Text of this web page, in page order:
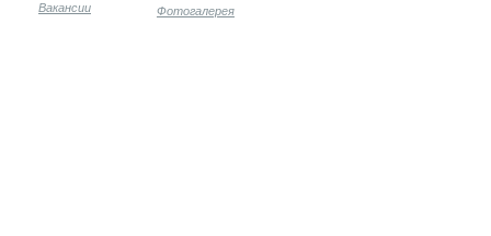
Вакансии
Фотогалерея